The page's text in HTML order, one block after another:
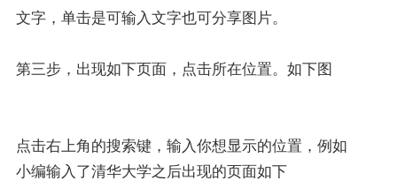
文字，单击是可输入文字也可分享图片。
第三步，出现如下页面，点击所在位置。如下图
点击右上角的搜索键，输入你想显示的位置，例如
小编输入了清华大学之后出现的页面如下